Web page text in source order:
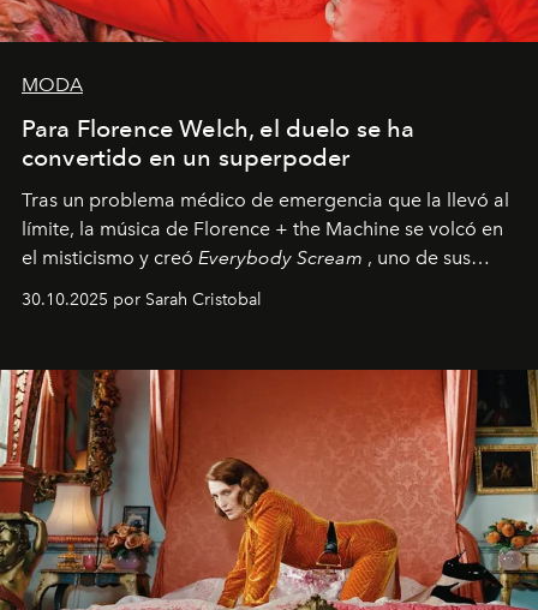
MODA
Para Florence Welch, el duelo se ha
convertido en un superpoder
Tras un problema médico de emergencia que la llevó al
límite, la música de Florence + the Machine se volcó en
el misticismo y creó Everybody Scream , uno de sus
álbumes más profundos hasta la fecha.
30.10.2025 por Sarah Cristobal